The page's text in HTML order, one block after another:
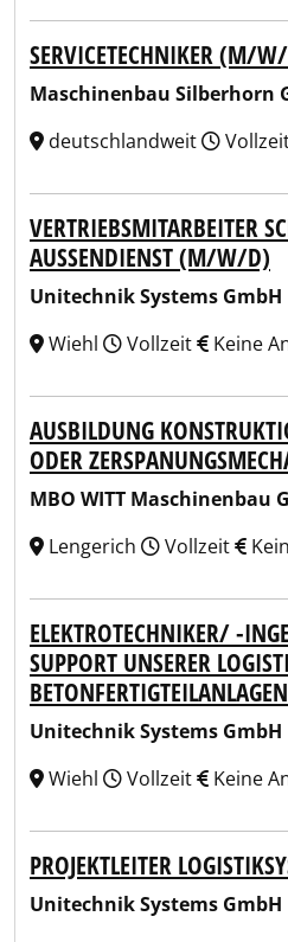
SERVICETECHNIKER (M/
Maschinenbau Silberhorn
deutschlandweit
VERTRIEBSMITARBEITER
AUSSENDIENST (M/W/D)
Unitechnik Systems GmbH
Wiehl
Vollzeit Keine
AUSBILDUNG
ODER
MBO WITT Maschinenbau
Lengerich
Vollzeit
ELEKTROTECHNIKER/ -
SUPPORT UNSERER
Unitechnik Systems GmbH
Wiehl
Vollzeit Keine
PROJEKTLEITER
Unitechnik Systems GmbH